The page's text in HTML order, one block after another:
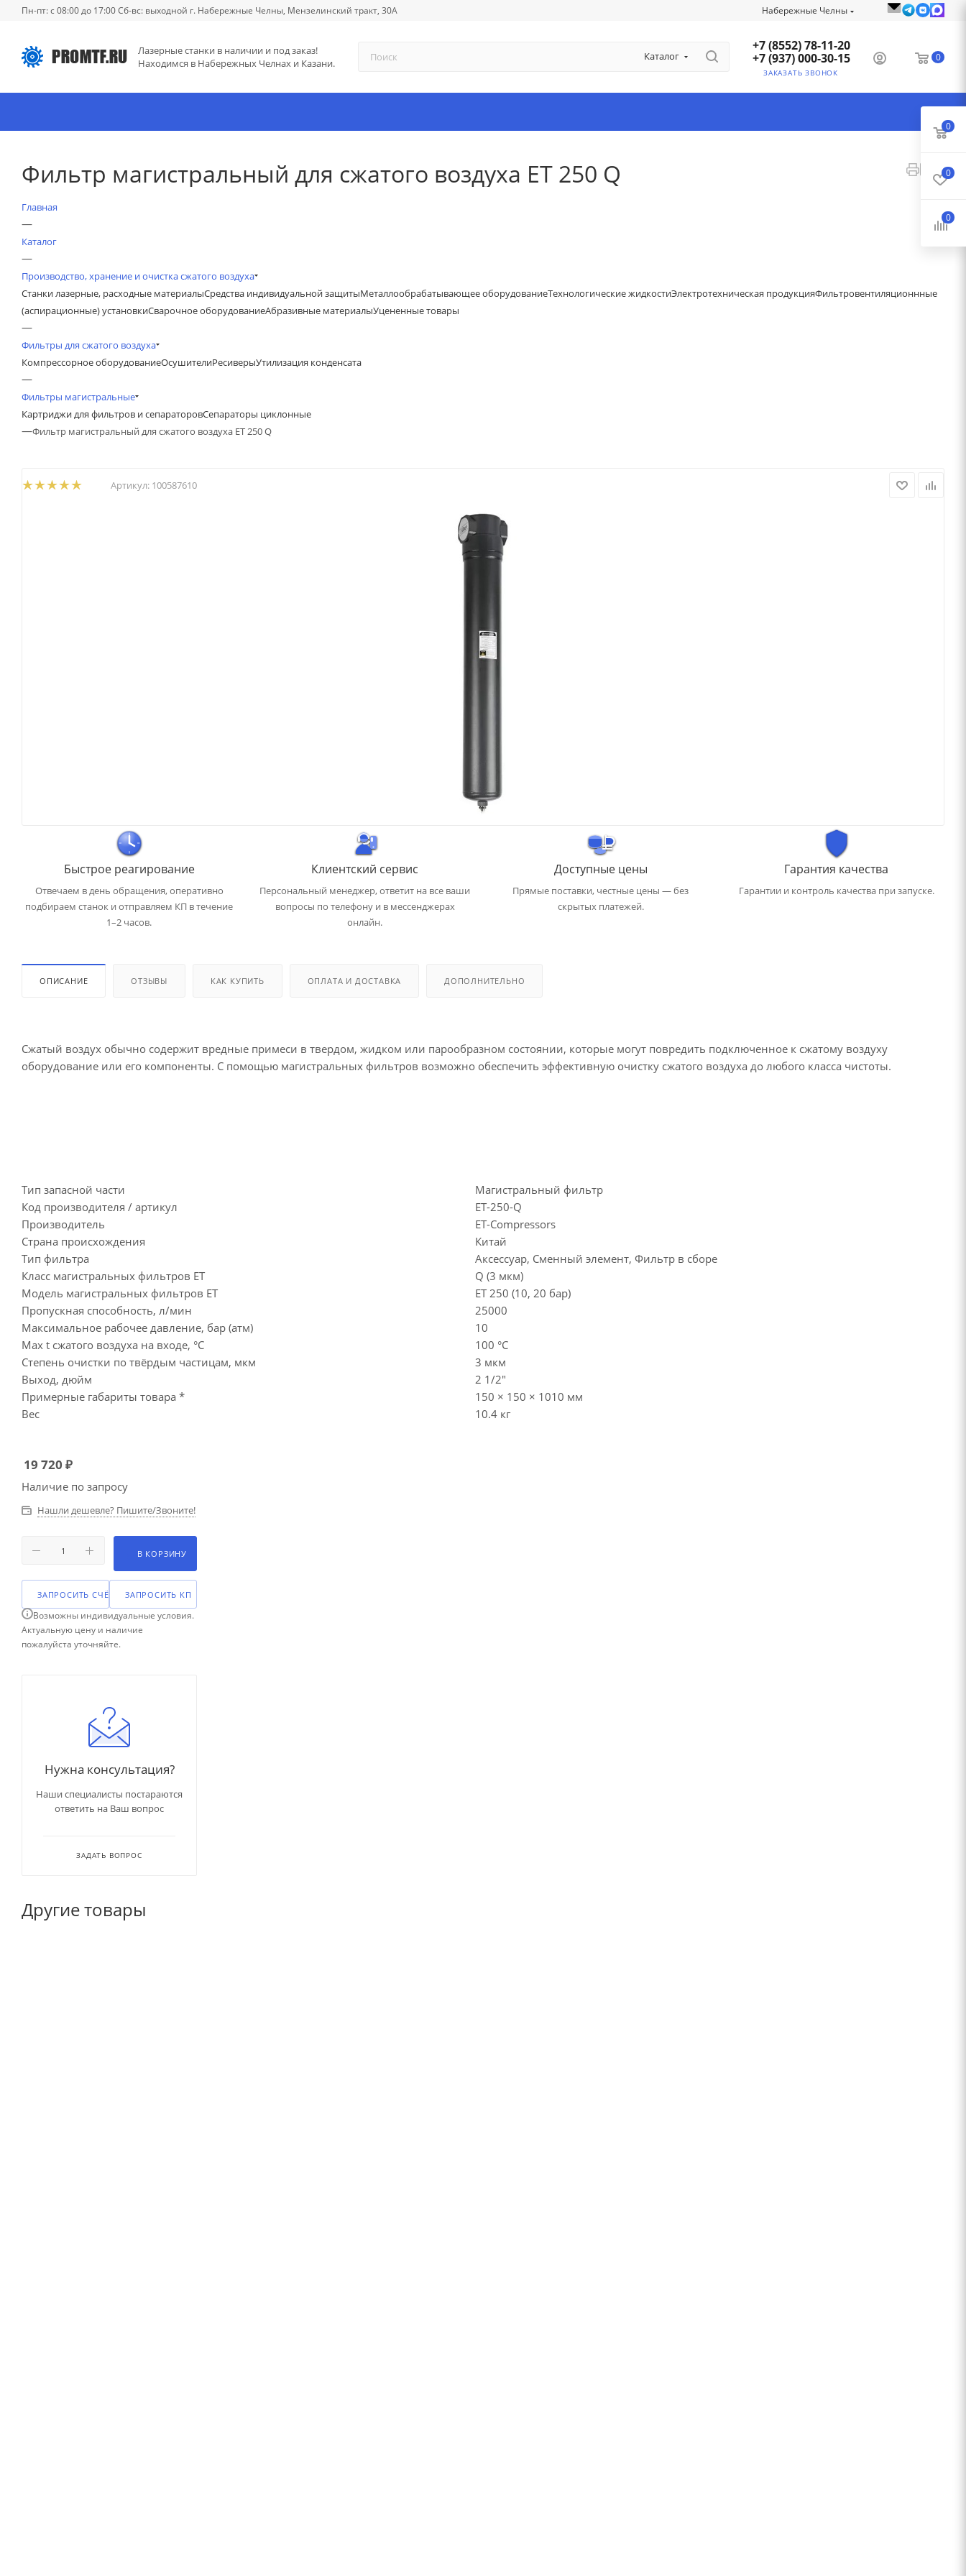
Пн-пт: с 08:00 до 17:00 Сб-вс: выходной г. Набережные Челны, Мензелинский тракт, 30А Набережные Челны
Лазерные станки в наличии и под заказ!
Находимся в Набережных Челнах и Казани.
Каталог
+7 (8552) 78-11-20
+7 (937) 000-30-15
ЗАКАЗАТЬ ЗВОНОК
0
Фильтр магистральный для сжатого воздуха ET 250 Q
Главная
—
Каталог
—
Производство, хранение и очистка сжатого воздуха
Станки лазерные, расходные материалыСредства индивидуальной защитыМеталлообрабатывающее оборудованиеТехнологические жидкостиЭлектротехническая продукцияФильтровентиляционнные
(аспирационные) установкиСварочное оборудованиеАбразивные материалыУцененные товары
—
Фильтры для сжатого воздуха
Компрессорное оборудованиеОсушителиРесиверыУтилизация конденсата
—
Фильтры магистральные
Картриджи для фильтров и сепараторовСепараторы циклонные
—Фильтр магистральный для сжатого воздуха ET 250 Q
Артикул: 100587610
Быстрое реагирование
Отвечаем в день обращения, оперативно
подбираем станок и отправляем КП в течение
1–2 часов.
Клиентский сервис
Персональный менеджер, ответит на все ваши
вопросы по телефону и в мессенджерах
онлайн.
Доступные цены
Прямые поставки, честные цены — без
скрытых платежей.
Гарантия качества
Гарантии и контроль качества при запуске.
ОПИСАНИЕ ОТЗЫВЫ КАК КУПИТЬ ОПЛАТА И ДОСТАВКА ДОПОЛНИТЕЛЬНО
Сжатый воздух обычно содержит вредные примеси в твердом, жидком или парообразном состоянии, которые могут повредить подключенное к сжатому воздуху
оборудование или его компоненты. С помощью магистральных фильтров возможно обеспечить эффективную очистку сжатого воздуха до любого класса чистоты.
Тип запасной части
Магистральный фильтр
Код производителя / артикул
ET-250-Q
Производитель
ET-Compressors
Страна происхождения
Китай
Тип фильтра
Аксессуар, Сменный элемент, Фильтр в сборе
Класс магистральных фильтров ET
Q (3 мкм)
Модель магистральных фильтров ET
ET 250 (10, 20 бар)
Пропускная способность, л/мин
25000
Максимальное рабочее давление, бар (атм)
10
Max t сжатого воздуха на входе, °C
100 °C
Степень очистки по твёрдым частицам, мкм
3 мкм
Выход, дюйм
2 1/2"
Примерные габариты товара *
150 × 150 × 1010 мм
Вес
10.4 кг
19 720 ₽
Наличие по запросу
Нашли дешевле? Пишите/Звоните!
В КОРЗИНУ
ЗАПРОСИТЬ СЧЁТ ЗАПРОСИТЬ КП
Возможны индивидуальные условия.
Актуальную цену и наличие
пожалуйста уточняйте.
Нужна консультация?
Наши специалисты постараются
ответить на Ваш вопрос
ЗАДАТЬ ВОПРОС
Другие товары
0
0
0